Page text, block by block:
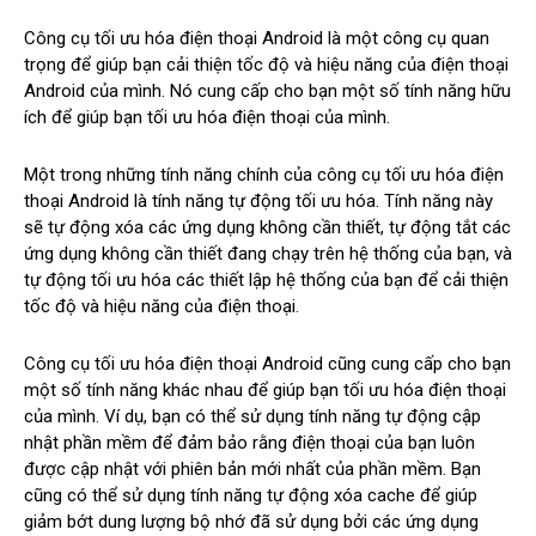
Công cụ tối ưu hóa điện thoại Android là một công cụ quan
trọng để giúp bạn cải thiện tốc độ và hiệu năng của điện thoại
Android của mình. Nó cung cấp cho bạn một số tính năng hữu
ích để giúp bạn tối ưu hóa điện thoại của mình.
Một trong những tính năng chính của công cụ tối ưu hóa điện
thoại Android là tính năng tự động tối ưu hóa. Tính năng này
sẽ tự động xóa các ứng dụng không cần thiết, tự động tắt các
ứng dụng không cần thiết đang chạy trên hệ thống của bạn, và
tự động tối ưu hóa các thiết lập hệ thống của bạn để cải thiện
tốc độ và hiệu năng của điện thoại.
Công cụ tối ưu hóa điện thoại Android cũng cung cấp cho bạn
một số tính năng khác nhau để giúp bạn tối ưu hóa điện thoại
của mình. Ví dụ, bạn có thể sử dụng tính năng tự động cập
nhật phần mềm để đảm bảo rằng điện thoại của bạn luôn
được cập nhật với phiên bản mới nhất của phần mềm. Bạn
cũng có thể sử dụng tính năng tự động xóa cache để giúp
giảm bớt dung lượng bộ nhớ đã sử dụng bởi các ứng dụng